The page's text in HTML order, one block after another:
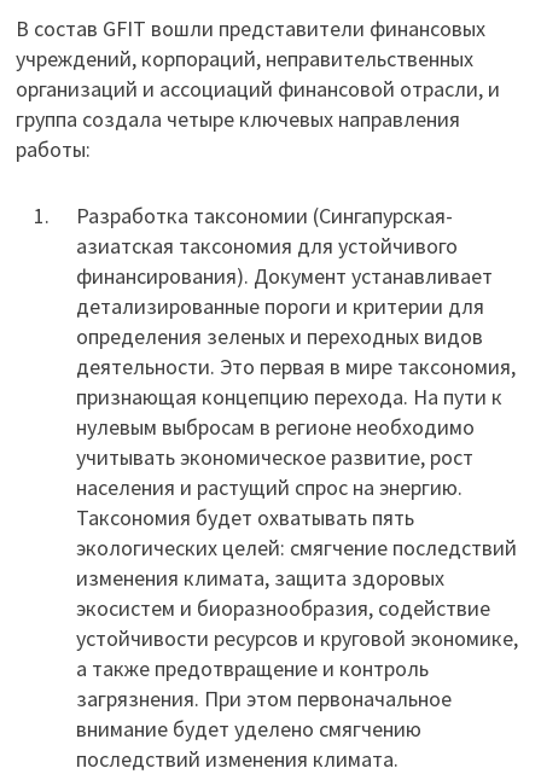
В состав GFIT вошли представители финансовых
учреждений, корпораций, неправительственных
организаций и ассоциаций финансовой отрасли, и
группа создала четыре ключевых направления
работы:
Разработка таксономии (Сингапурская-
азиатская таксономия для устойчивого
финансирования). Документ устанавливает
детализированные пороги и критерии для
определения зеленых и переходных видов
деятельности. Это первая в мире таксономия,
признающая концепцию перехода. На пути к
нулевым выбросам в регионе необходимо
учитывать экономическое развитие, рост
населения и растущий спрос на энергию.
Таксономия будет охватывать пять
экологических целей: смягчение последствий
изменения климата, защита здоровых
экосистем и биоразнообразия, содействие
устойчивости ресурсов и круговой экономике,
а также предотвращение и контроль
загрязнения. При этом первоначальное
внимание будет уделено смягчению
последствий изменения климата.